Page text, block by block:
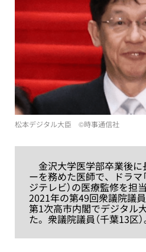
松本デジタル大臣 ©︎時事通信社
金沢大学医学部卒業後に
ーを務めた医師で、ドラマ
ジテレビ）の医療監修を担
2021年の第49回衆議院議
第1次高市内閣でデジタル
た。衆議院議員（千葉13区）